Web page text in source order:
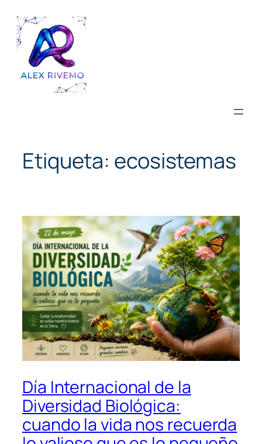
contenido
Etiqueta: ecosistemas
Día Internacional de la
Diversidad Biológica:
cuando la vida nos recuerda